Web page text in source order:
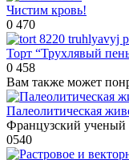
Чистим кровь!
0 470
Торт “Трухлявый
0 458
Вам также может
Палеолитическая
Французский ученый
0540